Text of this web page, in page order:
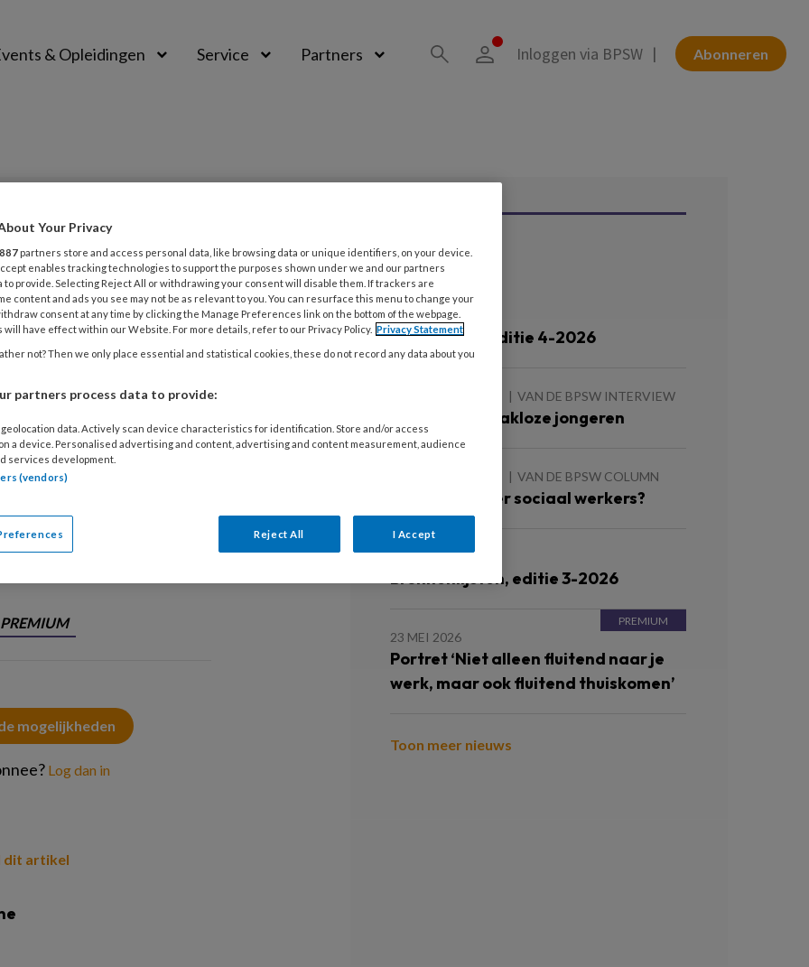
& Opleidingen Service Partners Abonneren
Inloggen via BPSW
Opslaan Reacties 0 Delen
opgave
zijn van even groot
ervan en verdienen minstens
hebben daarin een prominente
ter Huurne.
PREMIUM
mogelijkheden
Log dan in
dit artikel
Lees ook
4 AUGUSTUS 2026
Bronnenlijst editie 4-2026
VAN DE BPSW INTERVIEW
Werken met dakloze jongeren
VAN DE BPSW COLUMN
Meer of minder sociaal werkers?
2 JUNI 2026
Bronnenlijsten, editie 3-2026
23 MEI 2026
Portret ‘Niet alleen fluitend naar je
werk, maar ook fluitend thuiskomen’
Toon meer nieuws
Your Privacy
887 partners store and access personal data, like browsing data or unique identifiers, on your device.
enables tracking technologies to support the purposes shown under we and our partners
to provide. Selecting Reject All or withdrawing your consent will disable them. If trackers are
content and ads you see may not be as relevant to you. You can resurface this menu to change your
consent at any time by clicking the Manage Preferences link on the bottom of the webpage.
will have effect within our Website. For more details, refer to our Privacy Policy. Privacy Statement
not? Then we only place essential and statistical cookies, these do not record any data about you
partners process data to provide:
data. Actively scan device characteristics for identification. Store and/or access
a device. Personalised advertising and content, advertising and content measurement, audience
services development.
(vendors)
Reject All I Accept